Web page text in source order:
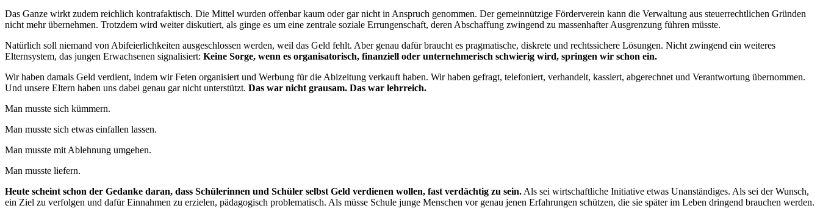
Das Ganze wirkt zudem reichlich kontrafaktisch. Die Mittel wurden offenbar kaum oder gar nicht in Anspruch genommen. Der gemeinnützige Förderverein kann die Verwaltung aus steuerrechtlichen Gründen
nicht mehr übernehmen. Trotzdem wird weiter diskutiert, als ginge es um eine zentrale soziale Errungenschaft, deren Abschaffung zwingend zu massenhafter Ausgrenzung führen müsste.
Natürlich soll niemand von Abifeierlichkeiten ausgeschlossen werden, weil das Geld fehlt. Aber genau dafür braucht es pragmatische, diskrete und rechtssichere Lösungen. Nicht zwingend ein weiteres
Elternsystem, das jungen Erwachsenen signalisiert: Keine Sorge, wenn es organisatorisch, finanziell oder unternehmerisch schwierig wird, springen wir schon ein.
Wir haben damals Geld verdient, indem wir Feten organisiert und Werbung für die Abizeitung verkauft haben. Wir haben gefragt, telefoniert, verhandelt, kassiert, abgerechnet und Verantwortung übernommen.
Und unsere Eltern haben uns dabei genau gar nicht unterstützt. Das war nicht grausam. Das war lehrreich.
Man musste sich kümmern.
Man musste sich etwas einfallen lassen.
Man musste mit Ablehnung umgehen.
Man musste liefern.
Heute scheint schon der Gedanke daran, dass Schülerinnen und Schüler selbst Geld verdienen wollen, fast verdächtig zu sein. Als sei wirtschaftliche Initiative etwas Unanständiges. Als sei der Wunsch,
ein Ziel zu verfolgen und dafür Einnahmen zu erzielen, pädagogisch problematisch. Als müsse Schule junge Menschen vor genau jenen Erfahrungen schützen, die sie später im Leben dringend brauchen werden.